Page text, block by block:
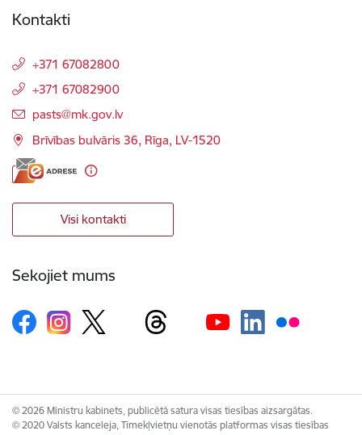
Kontakti
+371 67082800
+371 67082900
E-pasts:
pasts@mk.gov.lv
Brīvības bulvāris 36, Rīga, LV-1520
Visi kontakti
Sekojiet mums
© 2026 Ministru kabinets, publicētā satura visas tiesības aizsargātas.
© 2020 Valsts kanceleja, Tīmekļvietņu vienotās platformas visas tiesības